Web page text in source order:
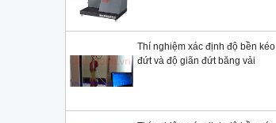
Thí nghiệm xác định độ bền kéo
đứt và độ giãn đứt băng vải